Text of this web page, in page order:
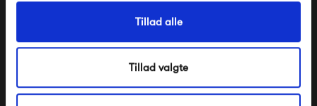
Tillad alle
Tillad valgte
Habitations Champêtres
Magnolia